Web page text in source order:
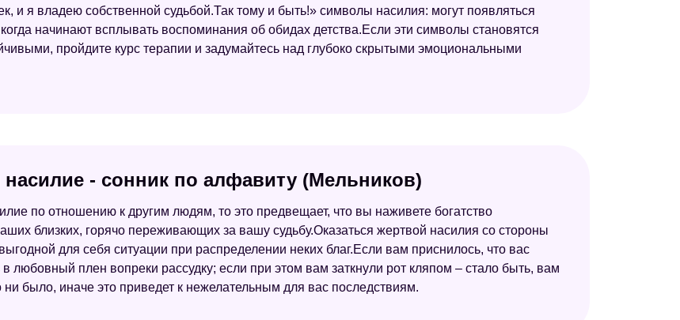
и я владею собственной судьбой.Так тому и быть!» символы насилия: могут появляться
когда начинают всплывать воспоминания об обидах детства.Если эти символы становятся
пройдите курс терапии и задумайтесь над глубоко скрытыми эмоциональными
- сонник по алфавиту (Мельников)
по отношению к другим людям, то это предвещает, что вы наживете богатство
близких, горячо переживающих за вашу судьбу.Оказаться жертвой насилия со стороны
для себя ситуации при распределении неких благ.Если вам приснилось, что вас
любовный плен вопреки рассудку; если при этом вам заткнули рот кляпом – стало быть, вам
ни было, иначе это приведет к нежелательным для вас последствиям.